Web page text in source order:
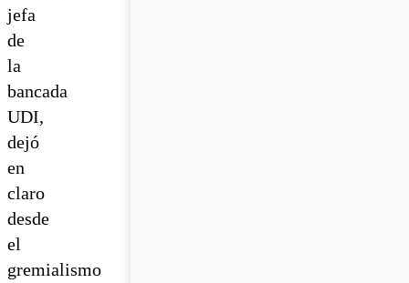
jefa
de
la
bancada
UDI,
dejó
en
claro
desde
el
gremialismo